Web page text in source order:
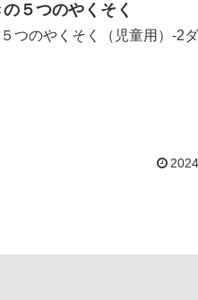
５つのやくそく
つのやくそく（児童用）-2